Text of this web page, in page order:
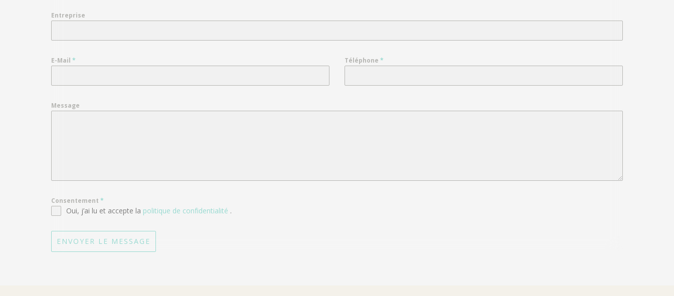
Entreprise
E-Mail * Téléphone *
Message
Consentement *
Oui, j’ai lu et accepte la politique de confidentialité .
ENVOYER LE MESSAGE